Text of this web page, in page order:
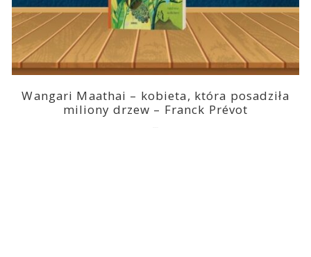
Wangari Maathai – kobieta, która posadziła
miliony drzew – Franck Prévot